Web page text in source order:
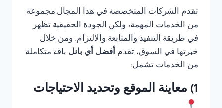
تقدم الشركات المتخصصة في هذا المجال مجموعة
من الخدمات المهمة، ولكن الجودة الحقيقية تظهر
في طريقة التنفيذ والمتابعة والالتزام. ومن خلال
خبرتها في السوق، تقدم أفضل أي بانل باقة متكاملة
من الخدمات تشمل:
1) معاينة الموقع وتحديد الاحتياجات